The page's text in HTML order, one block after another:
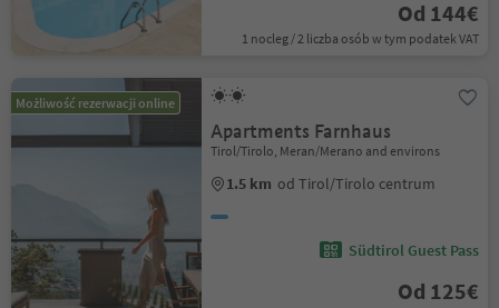
Od 144€
1 nocleg / 2 liczba osób w tym podatek VAT
Możliwość rezerwacji online
Apartments Farnhaus
Tirol/Tirolo, Meran/Merano and environs
1.5 km od Tirol/Tirolo centrum
Südtirol Guest Pass
Od 125€